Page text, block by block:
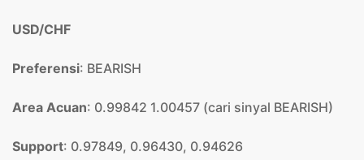
USD/CHF
Preferensi: BEARISH
Area Acuan: 0.99842 1.00457 (cari sinyal BEARISH)
Support: 0.97849, 0.96430, 0.94626